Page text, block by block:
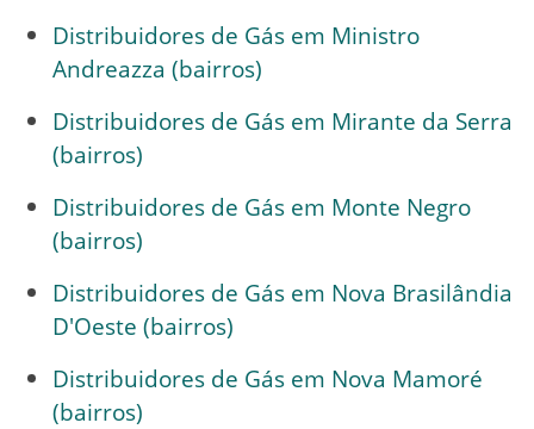
Distribuidores de Gás em Ministro
Andreazza (bairros)
Distribuidores de Gás em Mirante da Serra
(bairros)
Distribuidores de Gás em Monte Negro
(bairros)
Distribuidores de Gás em Nova Brasilândia
D'Oeste (bairros)
Distribuidores de Gás em Nova Mamoré
(bairros)